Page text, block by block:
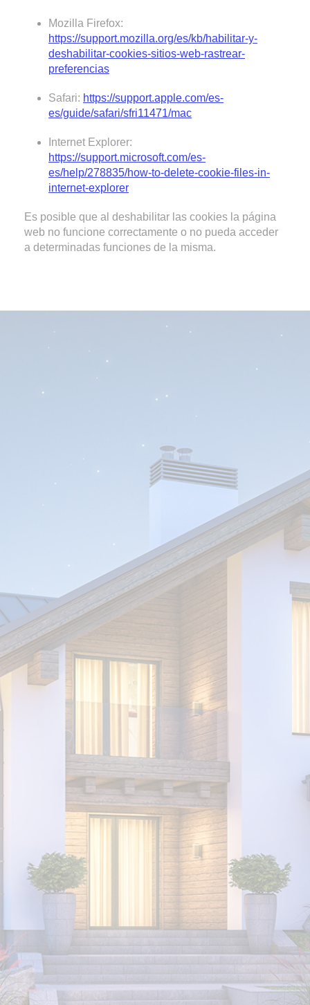
Mozilla Firefox:
https://support.mozilla.org/es/kb/habilitar-y-
deshabilitar-cookies-sitios-web-rastrear-
preferencias
Safari: https://support.apple.com/es-
es/guide/safari/sfri11471/mac
Internet Explorer:
https://support.microsoft.com/es-
es/help/278835/how-to-delete-cookie-files-in-
internet-explorer
Es posible que al deshabilitar las cookies la página
web no funcione correctamente o no pueda acceder
a determinadas funciones de la misma.
CONTACTA CON
NOSOTROS
personalizado
He leido y acepto el aviso legal y la política de